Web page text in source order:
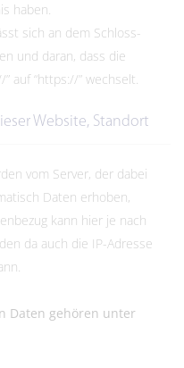
haben.
sich an dem Schloss-
und daran, dass die
auf “https://” wechselt.
Website, Standort
vom Server, der dabei
Daten erhoben,
kann hier je nach
da auch die IP-Adresse
Daten gehören unter